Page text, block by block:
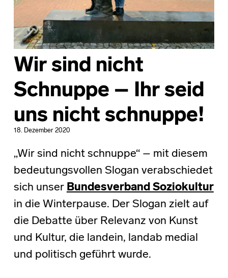
Wir sind nicht
Schnuppe – Ihr seid
uns nicht schnuppe!
18. Dezember 2020
„Wir sind nicht schnuppe“ – mit diesem
bedeutungsvollen Slogan verabschiedet
sich unser Bundesverband Soziokultur
in die Winterpause. Der Slogan zielt auf
die Debatte über Relevanz von Kunst
und Kultur, die landein, landab medial
und politisch geführt wurde.